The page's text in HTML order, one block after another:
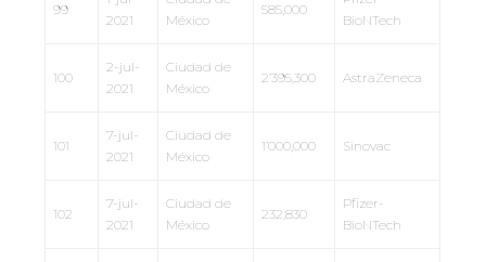
99
2021
México
585,000
BioNTech
100
2-jul-
2021
Ciudad de
México
2’395,300 AstraZeneca
101
7-jul-
2021
Ciudad de
México
1’000,000 Sinovac
102
7-jul-
2021
Ciudad de
México
232,830
Pfizer-
BioNTech